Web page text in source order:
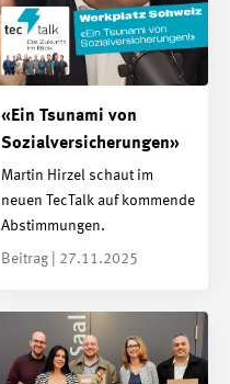
«Ein Tsunami von
Sozialversicherungen»
Martin Hirzel schaut im
neuen TecTalk auf kommende
Abstimmungen.
Beitrag | 27.11.2025